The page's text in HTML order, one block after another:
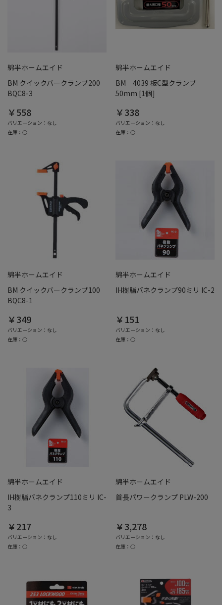
綿半ホームエイド
BM クイックバークランプ200
BQC8-3
￥558
バリエーション：なし
在庫：○
綿半ホームエイド
BM－4039 板C型クランプ
50mm [1個]
￥338
バリエーション：なし
在庫：○
綿半ホームエイド
BM クイックバークランプ100
BQC8-1
￥349
バリエーション：なし
在庫：○
綿半ホームエイド
IH樹脂バネクランプ90ミリ IC-2
￥151
バリエーション：なし
在庫：○
綿半ホームエイド
IH樹脂バネクランプ110ミリ IC-
3
￥217
バリエーション：なし
在庫：○
綿半ホームエイド
首長パワークランプ PLW-200
￥3,278
バリエーション：なし
在庫：○